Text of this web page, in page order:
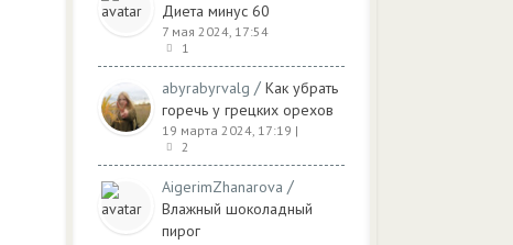
Диета минус 60
7 мая 2024, 17:54
1
abyrabyrvalg / Как убрать
горечь у грецких орехов
19 марта 2024, 17:19 |
2
AigerimZhanarova /
Влажный шоколадный
пирог